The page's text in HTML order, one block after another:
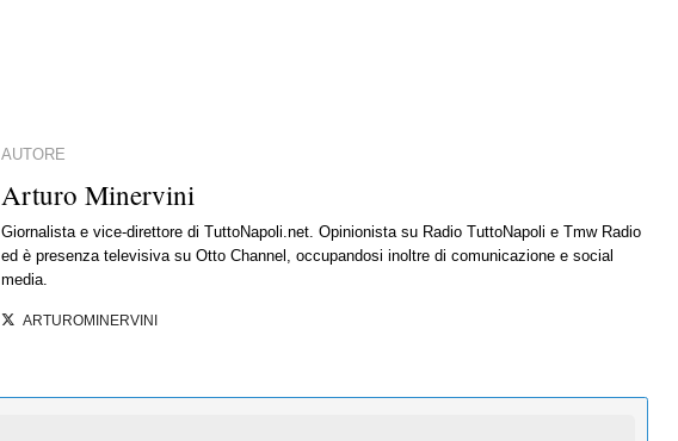
AUTORE
Arturo Minervini
Giornalista e vice-direttore di TuttoNapoli.net. Opinionista su Radio TuttoNapoli e Tmw Radio
ed è presenza televisiva su Otto Channel, occupandosi inoltre di comunicazione e social
media.
ARTUROMINERVINI